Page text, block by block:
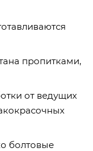
пропитками,
от ведущих
болтовые